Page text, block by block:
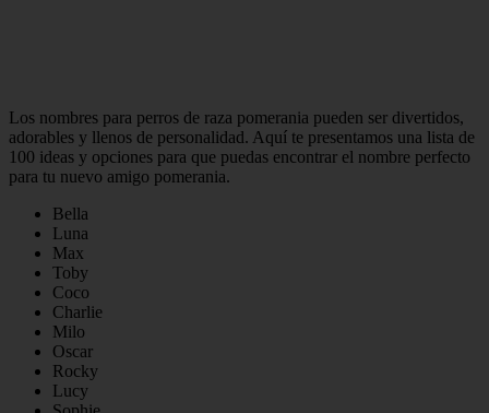
Los nombres para perros de raza pomerania pueden ser divertidos,
adorables y llenos de personalidad. Aquí te presentamos una lista de
100 ideas y opciones para que puedas encontrar el nombre perfecto
para tu nuevo amigo pomerania.
Bella
Luna
Max
Toby
Coco
Charlie
Milo
Oscar
Rocky
Lucy